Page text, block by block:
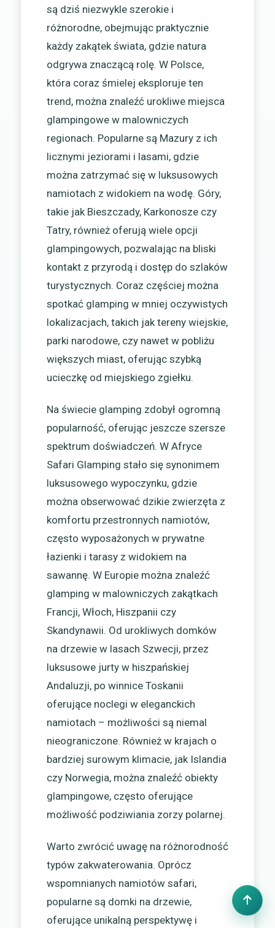
są dziś niezwykle szerokie i
różnorodne, obejmując praktycznie
każdy zakątek świata, gdzie natura
odgrywa znaczącą rolę. W Polsce,
która coraz śmielej eksploruje ten
trend, można znaleźć urokliwe miejsca
glampingowe w malowniczych
regionach. Popularne są Mazury z ich
licznymi jeziorami i lasami, gdzie
można zatrzymać się w luksusowych
namiotach z widokiem na wodę. Góry,
takie jak Bieszczady, Karkonosze czy
Tatry, również oferują wiele opcji
glampingowych, pozwalając na bliski
kontakt z przyrodą i dostęp do szlaków
turystycznych. Coraz częściej można
spotkać glamping w mniej oczywistych
lokalizacjach, takich jak tereny wiejskie,
parki narodowe, czy nawet w pobliżu
większych miast, oferując szybką
ucieczkę od miejskiego zgiełku.
Na świecie glamping zdobył ogromną
popularność, oferując jeszcze szersze
spektrum doświadczeń. W Afryce
Safari Glamping stało się synonimem
luksusowego wypoczynku, gdzie
można obserwować dzikie zwierzęta z
komfortu przestronnych namiotów,
często wyposażonych w prywatne
łazienki i tarasy z widokiem na
sawannę. W Europie można znaleźć
glamping w malowniczych zakątkach
Francji, Włoch, Hiszpanii czy
Skandynawii. Od urokliwych domków
na drzewie w lasach Szwecji, przez
luksusowe jurty w hiszpańskiej
Andaluzji, po winnice Toskanii
oferujące noclegi w eleganckich
namiotach – możliwości są niemal
nieograniczone. Również w krajach o
bardziej surowym klimacie, jak Islandia
czy Norwegia, można znaleźć obiekty
glampingowe, często oferujące
możliwość podziwiania zorzy polarnej.
Warto zwrócić uwagę na różnorodność
typów zakwaterowania. Oprócz
wspomnianych namiotów safari,
popularne są domki na drzewie,
oferujące unikalną perspektywę i